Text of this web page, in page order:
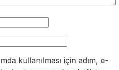
kullanılması için adım, e-